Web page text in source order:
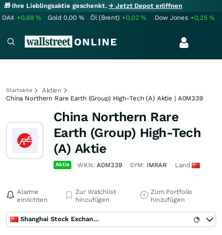
🎁 Ihre Lieblingsaktie geschenkt.→ Jetzt Depot eröffnen
DAX +0,69% Gold 0,00 % Öl (Brent) +0,02% Dow Jones +0,25%
Startseite
Aktien
China Northern Rare Earth (Group) High-Tech (A) Aktie | A0M339
China Northern Rare
Earth (Group) High-Tech
(A) Aktie
Aktie WKN:A0M339 SYM: IMRAR Land
Alarme
einrichten
Zur Watchlist
hinzufügen
Zum Portfolio
hinzufügen
Shanghai Stock Exchange